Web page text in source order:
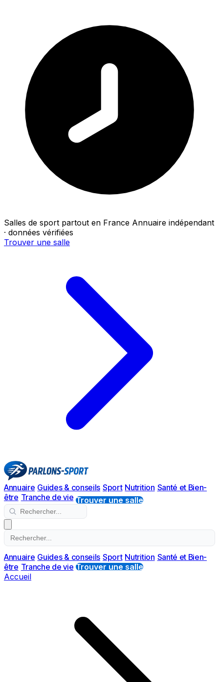
Salles de sport partout en France Annuaire indépendant
· données vérifiées
Trouver une salle
Annuaire Guides & conseils Sport Nutrition Santé et Bien-
être Tranche de vie Trouver une salle
Annuaire Guides & conseils Sport Nutrition Santé et Bien-
être Tranche de vie Trouver une salle
Accueil